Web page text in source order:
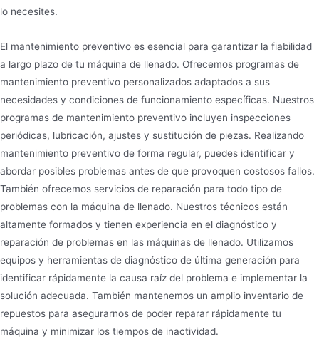
lo necesites.
El mantenimiento preventivo es esencial para garantizar la fiabilidad
a largo plazo de tu máquina de llenado. Ofrecemos programas de
mantenimiento preventivo personalizados adaptados a sus
necesidades y condiciones de funcionamiento específicas. Nuestros
programas de mantenimiento preventivo incluyen inspecciones
periódicas, lubricación, ajustes y sustitución de piezas. Realizando
mantenimiento preventivo de forma regular, puedes identificar y
abordar posibles problemas antes de que provoquen costosos fallos.
También ofrecemos servicios de reparación para todo tipo de
problemas con la máquina de llenado. Nuestros técnicos están
altamente formados y tienen experiencia en el diagnóstico y
reparación de problemas en las máquinas de llenado. Utilizamos
equipos y herramientas de diagnóstico de última generación para
identificar rápidamente la causa raíz del problema e implementar la
solución adecuada. También mantenemos un amplio inventario de
repuestos para asegurarnos de poder reparar rápidamente tu
máquina y minimizar los tiempos de inactividad.